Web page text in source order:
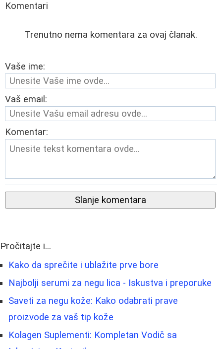
Komentari
Trenutno nema komentara za ovaj članak.
Vaše ime:
Vaš email:
Komentar:
Slanje komentara
Pročitajte i...
Kako da sprečite i ublažite prve bore
Najbolji serumi za negu lica - Iskustva i preporuke
Saveti za negu kože: Kako odabrati prave
proizvode za vaš tip kože
Kolagen Suplementi: Kompletan Vodič sa